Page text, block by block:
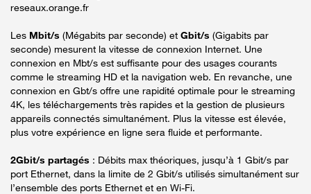
reseaux.orange.fr
Les Mbit/s (Mégabits par seconde) et Gbit/s (Gigabits par
seconde) mesurent la vitesse de connexion Internet. Une
connexion en Mbt/s est suffisante pour des usages courants
comme le streaming HD et la navigation web. En revanche, une
connexion en Gbt/s offre une rapidité optimale pour le streaming
4K, les téléchargements très rapides et la gestion de plusieurs
appareils connectés simultanément. Plus la vitesse est élevée,
plus votre expérience en ligne sera fluide et performante.
2Gbit/s partagés : Débits max théoriques, jusqu’à 1 Gbit/s par
port Ethernet, dans la limite de 2 Gbit/s utilisés simultanément sur
l’ensemble des ports Ethernet et en Wi-Fi.